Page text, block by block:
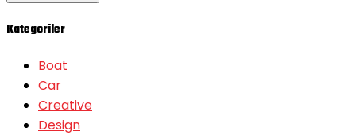
Kategoriler
Boat
Car
Creative
Design